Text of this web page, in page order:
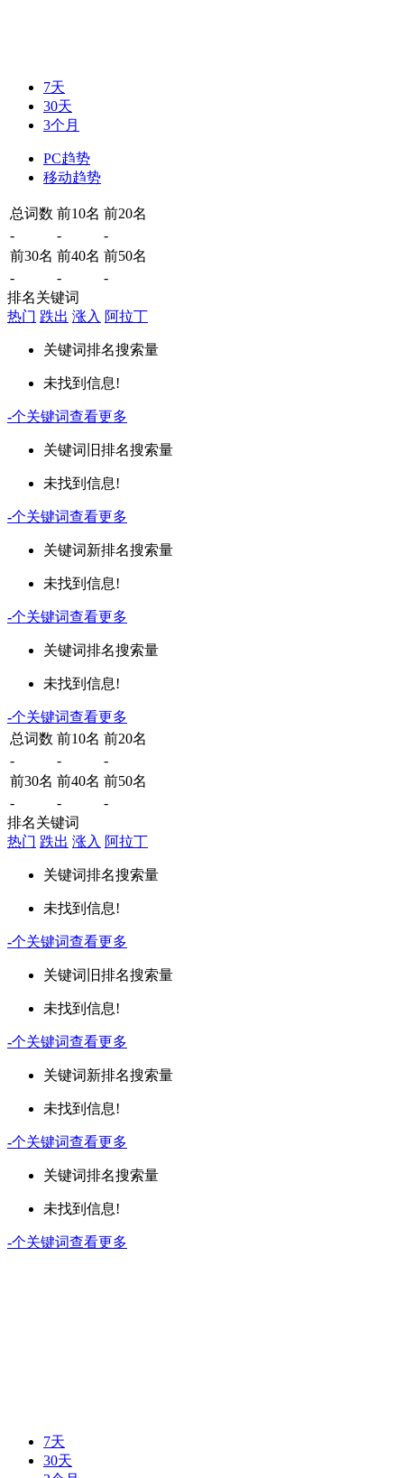
7天
30天
3个月
PC趋势
移动趋势
总词数 前10名 前20名
-
-
-
前30名 前40名 前50名
-
-
-
排名关键词
热门 跌出 涨入 阿拉丁
关键词排名搜索量
未找到信息!
-个关键词查看更多
关键词 旧排名搜索量
未找到信息!
-个关键词查看更多
关键词新排名搜索量
未找到信息!
-个关键词查看更多
关键词排名搜索量
未找到信息!
-个关键词查看更多
总词数 前10名 前20名
-
-
-
前30名 前40名 前50名
-
-
-
排名关键词
热门 跌出 涨入 阿拉丁
关键词排名搜索量
未找到信息!
-个关键词查看更多
关键词 旧排名搜索量
未找到信息!
-个关键词查看更多
关键词新排名搜索量
未找到信息!
-个关键词查看更多
关键词排名搜索量
未找到信息!
-个关键词查看更多
7天
30天